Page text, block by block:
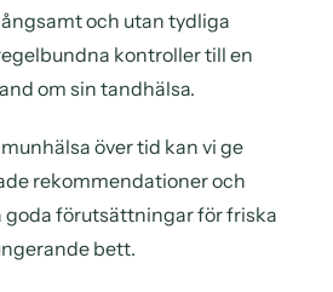
och utan tydliga
kontroller till en
om sin tandhälsa.
över tid kan vi ge
rekommendationer och
goda förutsättningar för friska
bett.